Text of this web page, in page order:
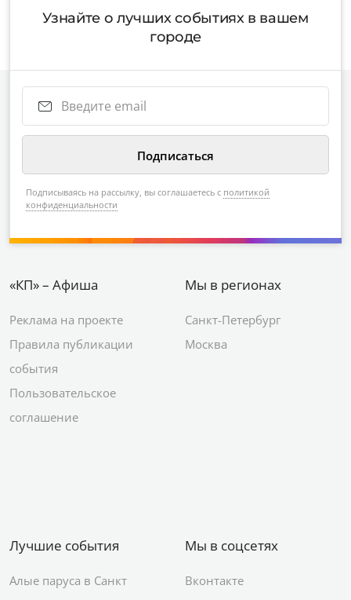
Узнайте о лучших событиях в вашем
городе
Подписываясь на рассылку, вы соглашаетесь с политикой
конфиденциальности
«КП» – Афиша
Реклама на проекте
Правила публикации
события
Пользовательское
соглашение
Мы в регионах
Санкт-Петербург
Москва
Лучшие события
Алые паруса в Санкт
Мы в соцсетях
Вконтакте